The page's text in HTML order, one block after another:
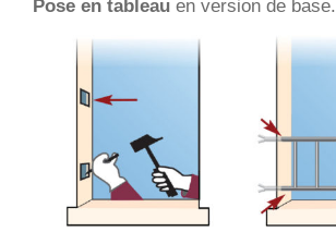
Pose en tableau en version de base.